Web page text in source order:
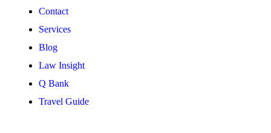
Contact
Services
Blog
Law Insight
Q Bank
Travel Guide